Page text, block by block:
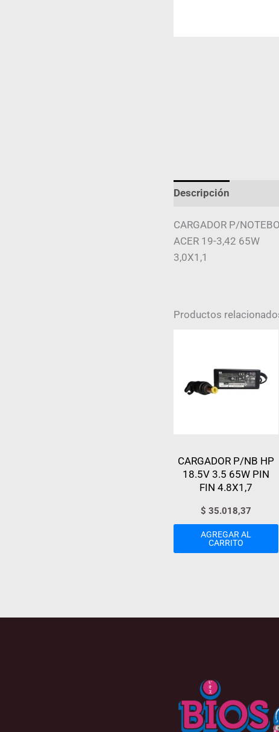
Descripción
CARGADOR P/
ACER 19-3,42 65W
3,0X1,1
Productos
CARGADOR P/NB HP
18.5V 3.5 65W PIN
FIN 4.8X1,7
$ 35.018,37
AGREGAR AL
CARRITO